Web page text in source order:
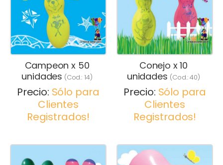
Campeon x 50
unidades (Cod.: 14)
Precio: Sólo para
Clientes
Registrados!
Conejo x 10
unidades (Cod.:40)
Precio: Sólo para
Clientes
Registrados!